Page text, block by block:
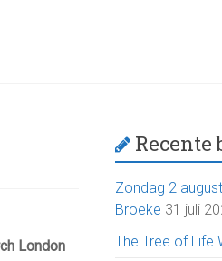
London
Recente
Zondag 2
Broeke 31 juli
The Tree of Life